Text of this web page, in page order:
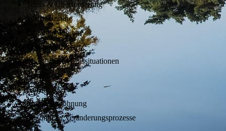
Stress & Überforderung
innere Unruhe
Gedankenkreisen
Erschöpfung
belastende Lebenssituationen
Selbstwert
Ängste
Rauchentwöhnung
persönliche Veränderungsprozesse